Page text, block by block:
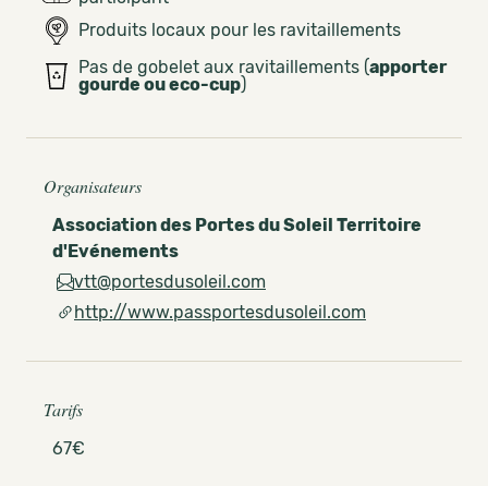
Produits locaux pour les ravitaillements
Pas de gobelet aux ravitaillements (apporter
gourde ou eco-cup)
Organisateurs
Association des Portes du Soleil Territoire
d'Evénements
vtt@portesdusoleil.com
http://www.passportesdusoleil.com
Tarifs
67€